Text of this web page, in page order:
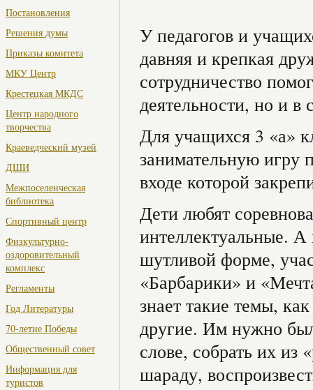
Постановления
Решения думы
Приказы комитета
МКУ Центр
Крестецкая МКДС
Центр народного
творчества
Краеведческий музей
ДШИ
Межпоселенческая
библиотека
Спортивный центр
Физкультурно-
оздоровительный
комплекс
Регламенты
Год Литературы
70-летие Победы
Общественный совет
Информация для
туристов
У педагогов и
давняя и крепкая
сотрудничество
деятельности, но и в
Для учащихся 3 «а»
занимательную игру
входе которой
Дети любят
интеллектуальные. А
шутливой форме,
«Барбарики» и
знает такие темы,
другие. Им нужно
слове, собрать их из
шараду,